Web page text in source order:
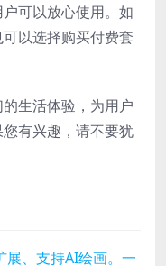
可以放心使用。如
以选择购买付费套
生活体验，为用户
有兴趣，请不要犹